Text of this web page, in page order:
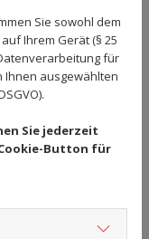
durch
und Amelie
durch Nico
und Simon
Sie sowohl dem
Ihrem Gerät (§ 25
für
Ihnen ausgewählten
Sie jederzeit
Button für